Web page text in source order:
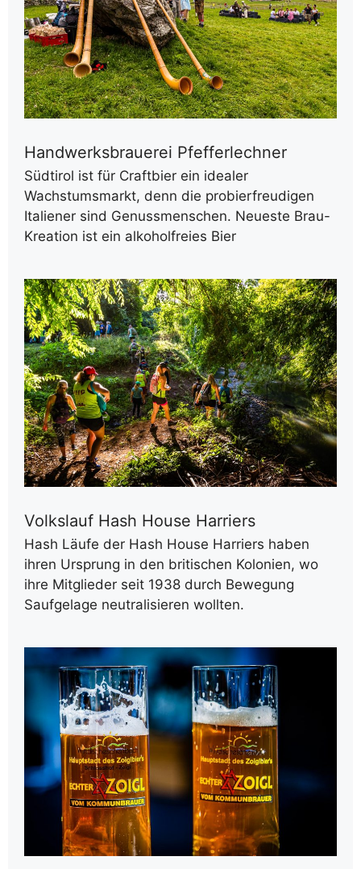
Handwerksbrauerei Pfefferlechner
Südtirol ist für Craftbier ein idealer
Wachstumsmarkt, denn die probierfreudigen
Italiener sind Genussmenschen. Neueste Brau-
Kreation ist ein alkoholfreies Bier
Volkslauf Hash House Harriers
Hash Läufe der Hash House Harriers haben
ihren Ursprung in den britischen Kolonien, wo
ihre Mitglieder seit 1938 durch Bewegung
Saufgelage neutralisieren wollten.